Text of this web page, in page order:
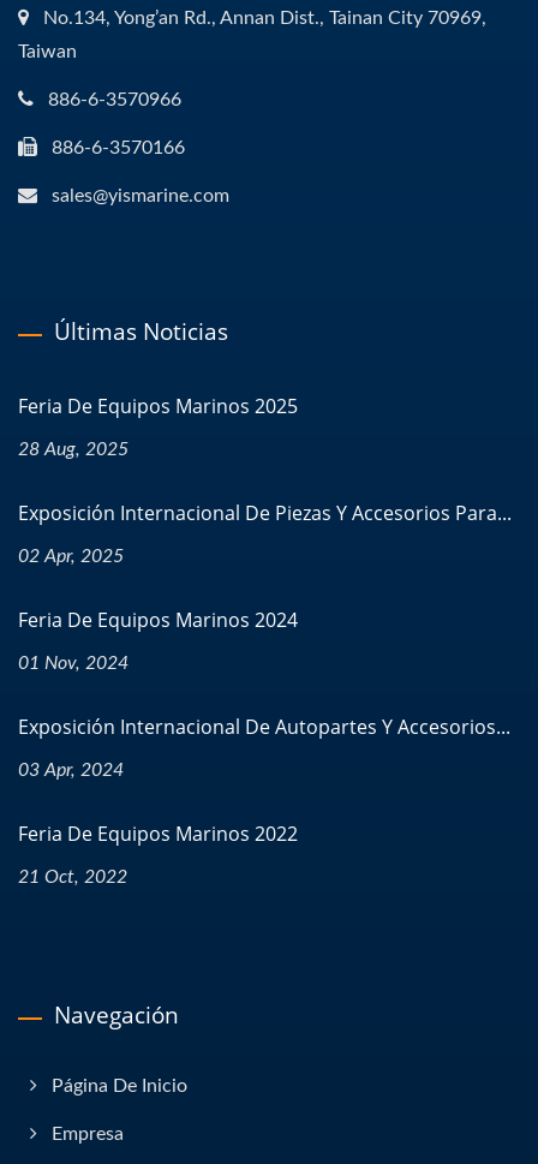
No.134, Yong’an Rd., Annan Dist., Tainan City 70969,
Taiwan
886-6-3570966
886-6-3570166
sales@yismarine.com
Últimas Noticias
Feria De Equipos Marinos 2025
28 Aug, 2025
Exposición Internacional De Piezas Y Accesorios Para...
02 Apr, 2025
Feria De Equipos Marinos 2024
01 Nov, 2024
Exposición Internacional De Autopartes Y Accesorios...
03 Apr, 2024
Feria De Equipos Marinos 2022
21 Oct, 2022
Navegación
Página De Inicio
Empresa